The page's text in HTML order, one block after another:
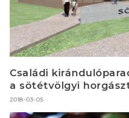
Családi
a sötétvölgyi
2018-03-05